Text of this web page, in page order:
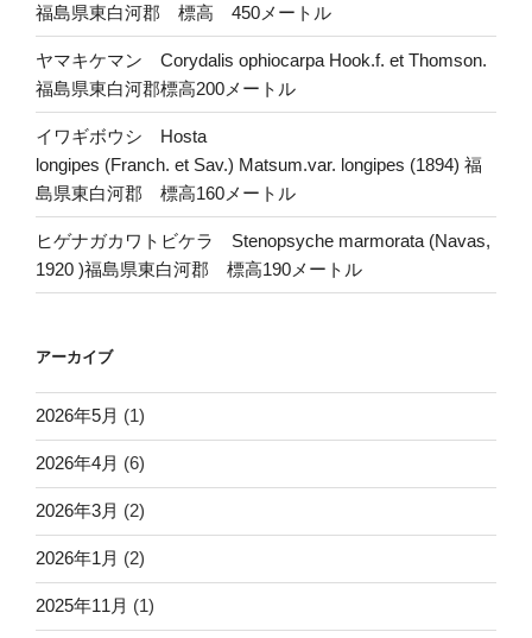
福島県東白河郡 標高 450メートル
ヤマキケマン Corydalis ophiocarpa Hook.f. et Thomson.
福島県東白河郡標高200メートル
イワギボウシ Hosta
longipes (Franch. et Sav.) Matsum.var. longipes (1894) 福
島県東白河郡 標高160メートル
ヒゲナガカワトビケラ Stenopsyche marmorata (Navas,
1920 )福島県東白河郡 標高190メートル
アーカイブ
2026年5月 (1)
2026年4月 (6)
2026年3月 (2)
2026年1月 (2)
2025年11月 (1)